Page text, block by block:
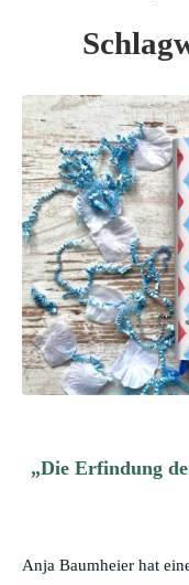
„Die Erfindung
Anja Baumheier hat